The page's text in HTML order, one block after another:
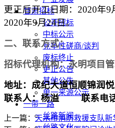
甘肃招标
公开招标
中标公示
竞争性磋商/谈判
废标终止
更正公告
其他公告
单一来源公示
一带一路
丝路新闻
更正后开工日期：2020年9
2020年9月24日。
二、联系方式：
招标代理机构：永明项目
地址：成纪大道恒顺锦润
联系人：杨溢
联系电
上一篇：天水市消防救援支队新